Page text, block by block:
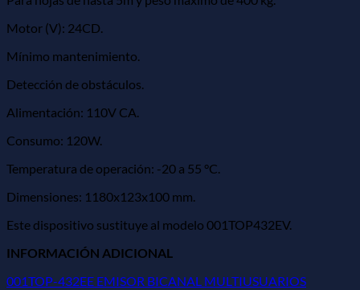
Motor (V): 24CD.
Mínimo mantenimiento.
Detección de obstáculos.
Alimentación: 110V CA.
Consumo: 120W.
Temperatura de operación: -20 a 55 °C.
Dimensiones: 1180x123x100 mm.
Este dispositivo sustituye al modelo 001TOP432EV.
INFORMACIÓN ADICIONAL
001TOP-432EE EMISOR BICANAL MULTIUSUARIOS